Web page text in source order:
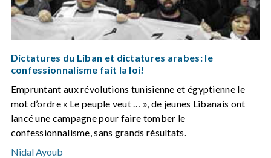
Dictatures du Liban et dictatures arabes: le
confessionnalisme fait la loi!
Empruntant aux révolutions tunisienne et égyptienne le
mot d’ordre « Le peuple veut … », de jeunes Libanais ont
lancé une campagne pour faire tomber le
confessionnalisme, sans grands résultats.
Nidal Ayoub